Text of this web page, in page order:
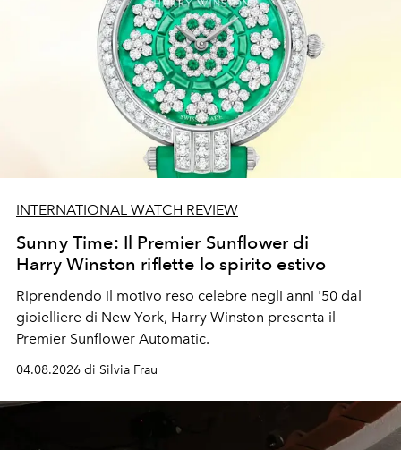
INTERNATIONAL WATCH REVIEW
Sunny Time: Il Premier Sunflower di
Harry Winston riflette lo spirito estivo
Riprendendo il motivo reso celebre negli anni '50 dal
gioielliere di New York, Harry Winston presenta il
Premier Sunflower Automatic.
04.08.2026 di Silvia Frau